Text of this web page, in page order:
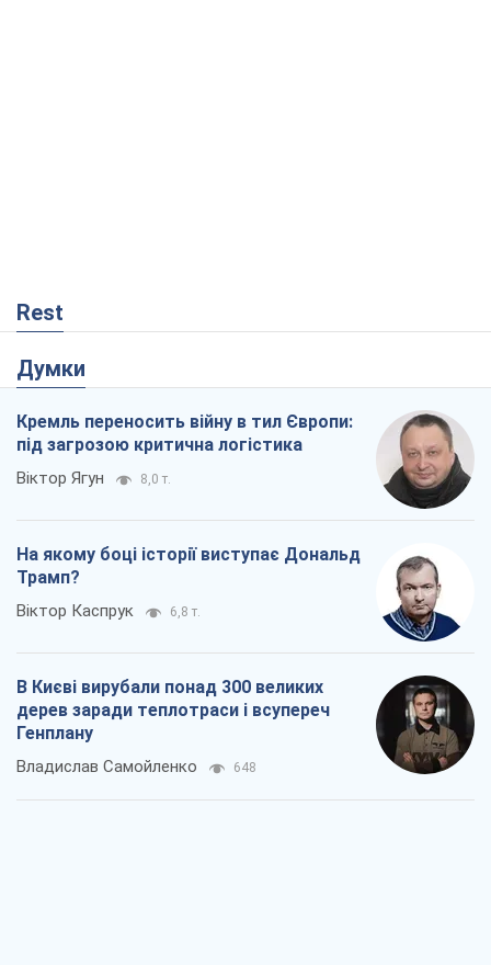
Rest
Думки
Кремль переносить війну в тил Європи:
під загрозою критична логістика
Віктор Ягун 8,0 т.
На якому боці історії виступає Дональд
Трамп?
Віктор Каспрук 6,8 т.
В Києві вирубали понад 300 великих
дерев заради теплотраси і всупереч
Генплану
Владислав Самойленко 648